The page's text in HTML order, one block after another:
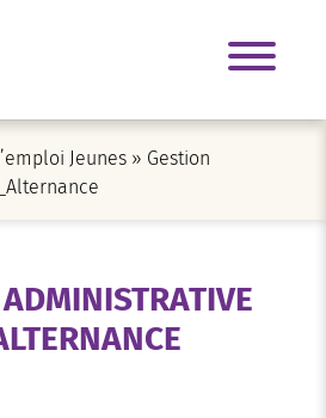
Jeunes » Gestion